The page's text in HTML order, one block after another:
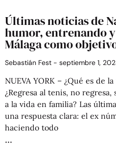
Últimas noticias de
humor, entrenando
Málaga como
Sebastián Fest septiembre 1,
NUEVA YORK – ¿Qué es de
¿Regresa al tenis, no
a la vida en familia? Las
una respuesta clara: el ex
haciendo todo